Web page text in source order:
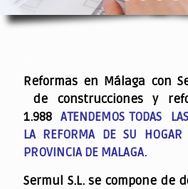
Reformas en Málaga con
de construcciones y
1.988ATENDEMOS TODAS
LA REFORMA DE SU
PROVINCIA DE MALAGA.
Sermul S.L. se compone de